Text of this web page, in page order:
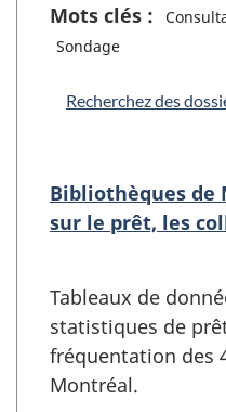
Mots clés :
Sondage
Recherchez des
Bibliothèques
sur le prêt, les
Tableaux de
statistiques de
fréquentation des
Montréal.